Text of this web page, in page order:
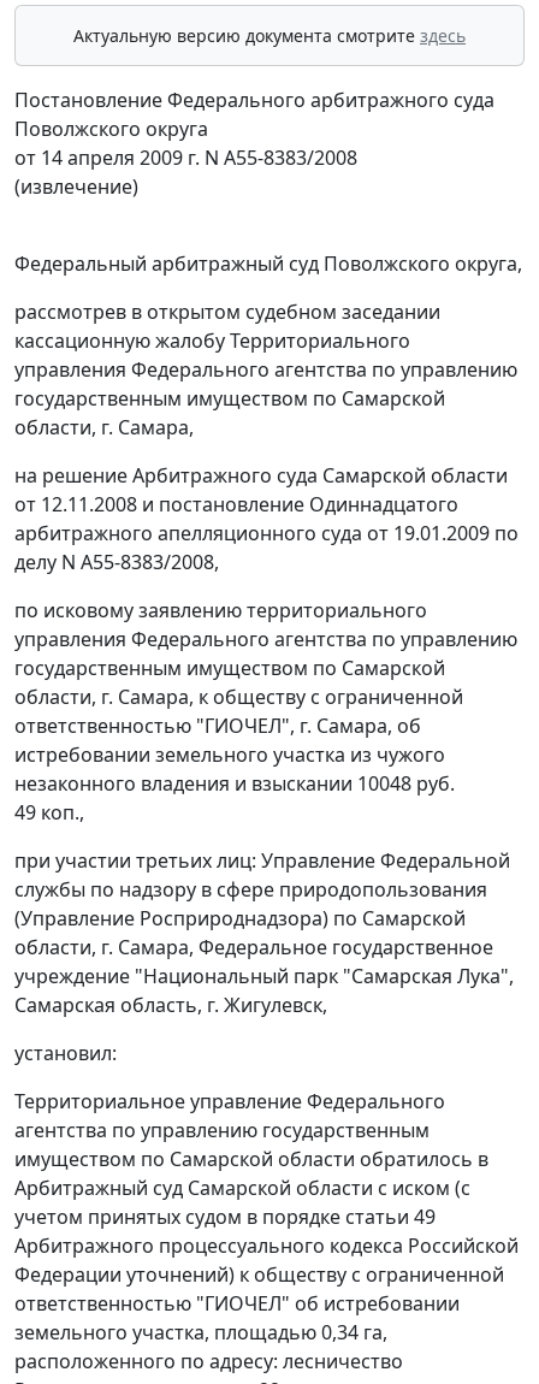
Актуальную версию документа смотрите здесь
Постановление Федерального арбитражного суда
Поволжского округа
от 14 апреля 2009 г. N А55-8383/2008
(извлечение)
Федеральный арбитражный суд Поволжского округа,
рассмотрев в открытом судебном заседании
кассационную жалобу Территориального
управления Федерального агентства по управлению
государственным имуществом по Самарской
области, г. Самара,
на решение Арбитражного суда Самарской области
от 12.11.2008 и постановление Одиннадцатого
арбитражного апелляционного суда от 19.01.2009 по
делу N А55-8383/2008,
по исковому заявлению территориального
управления Федерального агентства по управлению
государственным имуществом по Самарской
области, г. Самара, к обществу с ограниченной
ответственностью "ГИОЧЕЛ", г. Самара, об
истребовании земельного участка из чужого
незаконного владения и взыскании 10048 руб.
49 коп.,
при участии третьих лиц: Управление Федеральной
службы по надзору в сфере природопользования
(Управление Росприроднадзора) по Самарской
области, г. Самара, Федеральное государственное
учреждение "Национальный парк "Самарская Лука",
Самарская область, г. Жигулевск,
установил:
Территориальное управление Федерального
агентства по управлению государственным
имуществом по Самарской области обратилось в
Арбитражный суд Самарской области с иском (с
учетом принятых судом в порядке статьи 49
Арбитражного процессуального кодекса Российской
Федерации уточнений) к обществу с ограниченной
ответственностью "ГИОЧЕЛ" об истребовании
земельного участка, площадью 0,34 га,
расположенного по адресу: лесничество